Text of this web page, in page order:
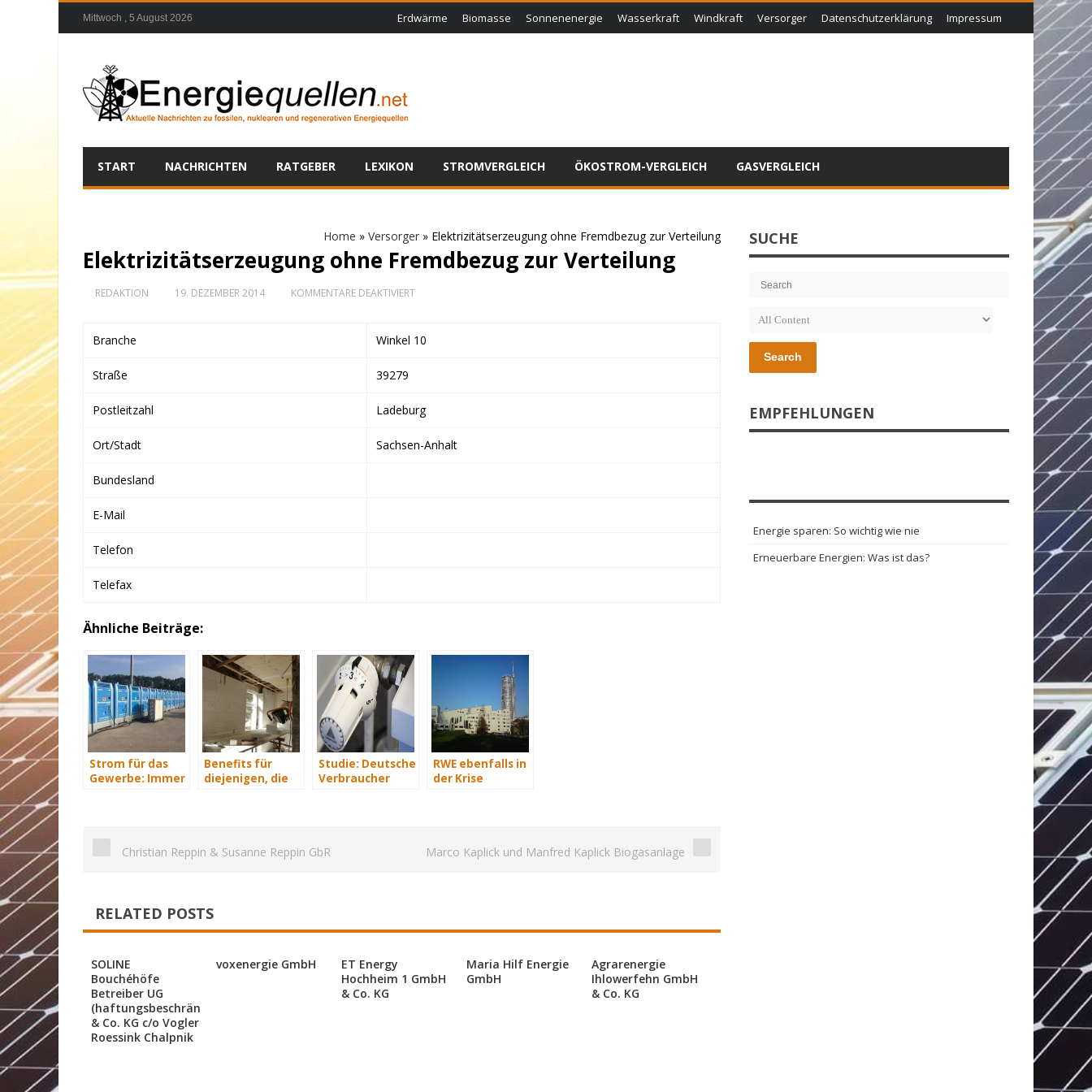
Mittwoch , 5 August 2026 Erdwärme Biomasse Sonnenenergie Wasserkraft Windkraft Versorger Datenschutzerklärung Impressum
START NACHRICHTEN RATGEBER LEXIKON STROMVERGLEICH ÖKOSTROM-VERGLEICH GASVERGLEICH
Home » Versorger » Elektrizitätserzeugung ohne Fremdbezug zur Verteilung
Elektrizitätserzeugung ohne Fremdbezug zur Verteilung
REDAKTION 19. DEZEMBER 2014 KOMMENTARE DEAKTIVIERTFÜR
ZUR
Branche Winkel 10
Straße 39279
Postleitzahl Ladeburg
Ort/Stadt Sachsen-Anhalt
Bundesland
E-Mail
Telefon
Telefax
Ähnliche Beiträge:
Strom für das
Gewerbe: Immer
Benefits für
diejenigen, die
Studie: Deutsche
Verbraucher
RWE ebenfalls in
der Krise
Christian Reppin & Susanne Reppin GbR Marco Kaplick und Manfred Kaplick Biogasanlage
RELATED POSTS
SOLINE
Bouchéhöfe
Betreiber UG
(haftungsbeschränkt)
& Co. KG c/o Vogler
Roessink Chalpnik
voxenergie GmbH
ET Energy
Hochheim 1 GmbH
& Co. KG
Maria Hilf Energie
GmbH
Agrarenergie
Ihlowerfehn GmbH
& Co. KG
SUCHE
Search
EMPFEHLUNGEN
Energie sparen: So wichtig wie nie
Erneuerbare Energien: Was ist das?